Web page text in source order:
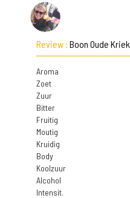
Review : Boon Oude Kriek
Aroma
Zoet
Zuur
Bitter
Fruitig
Moutig
Kruidig
Body
Koolzuur
Alcohol
Intensit.